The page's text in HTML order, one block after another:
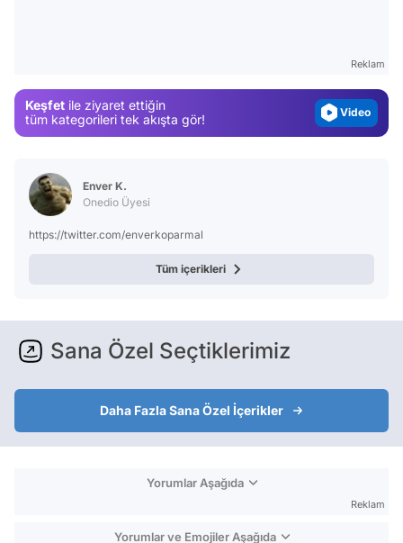
Reklam
Keşfet ile ziyaret ettiğin
tüm kategorileri tek akışta gör!
Test
Enver K.
Onedio Üyesi
https://twitter.com/enverkoparmal
Tüm içerikleri
Sana Özel Seçtiklerimiz
Daha Fazla Sana Özel İçerikler
Yorumlar Aşağıda
Reklam
Yorumlar ve Emojiler Aşağıda